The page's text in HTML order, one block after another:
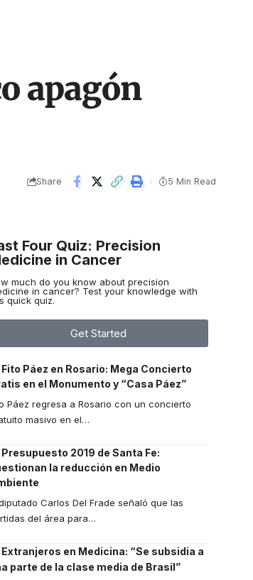
apagón
Share 5 Min Read
Four Quiz: Precision
in Cancer
much do you know about precision
in cancer? Test your knowledge with
quick quiz.
Get Started
Fito Páez en Rosario: Mega Concierto
en el Monumento y “Casa Páez”
Páez regresa a Rosario con un concierto
masivo en el…
Presupuesto 2019 de Santa Fe:
la reducción en Medio
Carlos Del Frade señaló que las
del área para…
Extranjeros en Medicina: “Se subsidia a
parte de la clase media de Brasil”